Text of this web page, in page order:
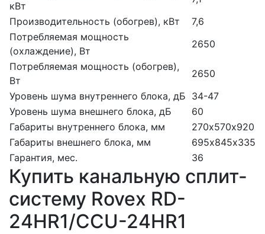
кВт
Производительность (обогрев), кВт
7,6
Потребляемая мощность
(охлаждение), Вт
2650
Потребляемая мощность (обогрев),
Вт
2650
Уровень шума внутреннего блока, дБ 34-47
Уровень шума внешнего блока, дБ
60
Габариты внутреннего блока, мм
270х570х920
Габариты внешнего блока, мм
695х845х335
Гарантия, мес.
36
Купить канальную сплит-
систему Rovex RD-
24HR1/CCU-24HR1